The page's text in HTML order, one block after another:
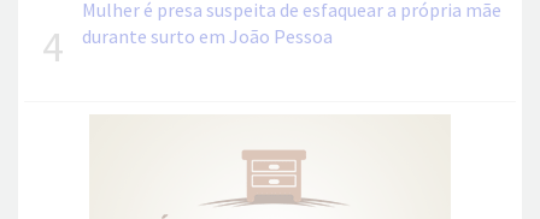
4
Mulher é presa suspeita de esfaquear a própria mãe
durante surto em João Pessoa